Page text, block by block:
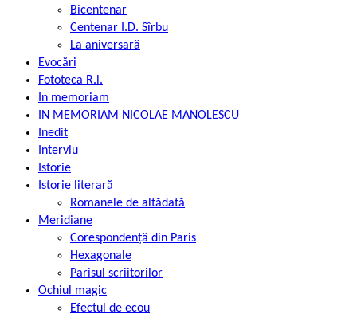
Bicentenar
Centenar I.D. Sîrbu
La aniversară
Evocări
Fototeca R.l.
In memoriam
IN MEMORIAM NICOLAE MANOLESCU
Inedit
Interviu
Istorie
Istorie literară
Romanele de altădată
Meridiane
Corespondență din Paris
Hexagonale
Parisul scriitorilor
Ochiul magic
Efectul de ecou